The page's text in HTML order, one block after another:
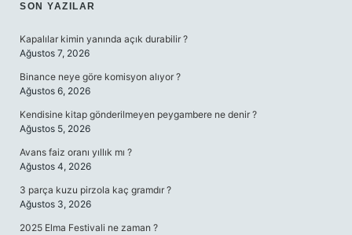
SIDEBAR
SON YAZILAR
Kapalılar kimin yanında açık durabilir ?
Ağustos 7, 2026
Binance neye göre komisyon alıyor ?
Ağustos 6, 2026
Kendisine kitap gönderilmeyen peygambere ne denir ?
Ağustos 5, 2026
Avans faiz oranı yıllık mı ?
Ağustos 4, 2026
3 parça kuzu pirzola kaç gramdır ?
Ağustos 3, 2026
2025 Elma Festivali ne zaman ?